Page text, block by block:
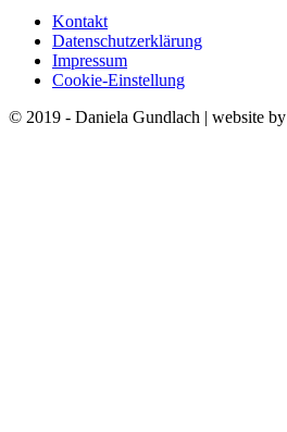
Kontakt
Datenschutzerklärung
Impressum
Cookie-Einstellung
© 2019 - Daniela Gundlach | website by